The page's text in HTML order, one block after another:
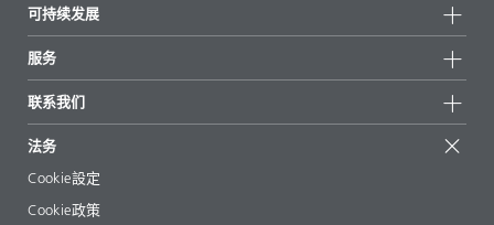
重点推荐
新闻
新闻和媒体
地区和分销商
展会和活动
可持续发展
可持续发展
可持续产品
成功案例
EcoVadis
认证
服务
有问必答
起始配方
文章
电子书
法规事务
联系我们
联系我们
法务
Cookie設定
Cookie政策